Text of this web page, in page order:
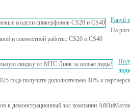
Fanvil
На
и совместной работы: CS20 и CS40
года получите дополнительно 10% к